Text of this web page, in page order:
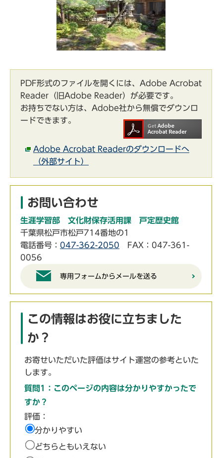
PDF形式のファイルを開くには、Adobe Acrobat
Reader（旧Adobe Reader）が必要です。
お持ちでない方は、Adobe社から無償でダウンロ
ードできます。
Adobe Acrobat Readerのダウンロードへ
（外部サイト）
お問い合わせ
生涯学習部 文化財保存活用課 戸定歴史館
千葉県松戸市松戸714番地の1
電話番号： 047-362-2050 FAX：047-361-
0056
専用フォームからメールを送る
この情報はお役に立ちました
か？
お寄せいただいた評価はサイト運営の参考といた
します。
質問1：このページの内容は分かりやすかったで
すか？
評価：
分かりやすい
どちらともいえない